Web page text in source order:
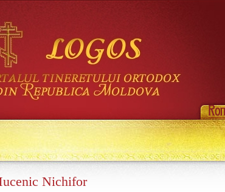
Nichifor